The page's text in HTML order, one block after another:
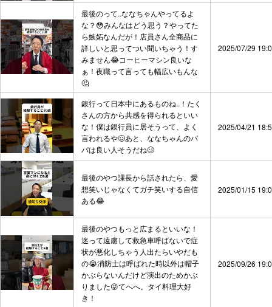
最後のって..ななちゃんやってるよ
な？😳みんなはどう思う？やってた
ら嫉妬なんだが！店員さん全商品に
詳しいと思ってつい聞いちゃう！す
みません😂コーヒーマシン良いな
ぁ！夜職って言っても幅広いもんな
🤔
2025/07/29
銀行って日本中にあるものね..！たく
さんの方から共感を得られるといい
な！僕は銀行員に居そうって、よく
言われるや🥴あと、ななちゃんのパ
パは良い人そうだね🥴
2025/04/21
最後のやつ課長から話されたら、愛
想笑いじゃなくてガチ笑いする自信
ある😂
2025/01/15
最後のやつもっと広まるといいな！
迷って遠慮して救急車呼ばないで症
状が悪化しちゃう人出たらいやだも
の😭消防士は呼ばれた時以外は帽子
かぶらないんだけど演出のためかぶ
りました😜てへへ。タイ料理大好
き！
2025/09/26